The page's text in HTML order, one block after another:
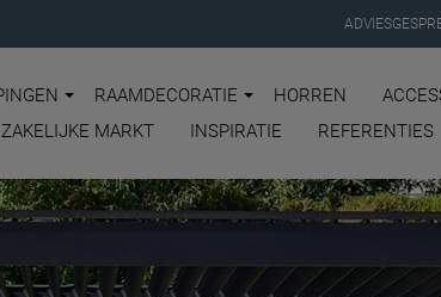
RAAMDECORATIE HORREN
ZAKELIJKE MARKT
INSPIRATIE REFERENTIES